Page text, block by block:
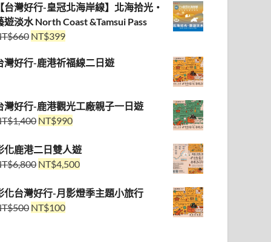
台灣好行-皇冠北海岸線】北海拾光・
遊淡水 North Coast &Tamsui Pass
660 NT$399
灣好行-鹿港祈福線二日遊
灣好行-鹿港觀光工廠親子一日遊
1,400 NT$990
化鹿港二日雙人遊
6,800 NT$4,500
化台灣好行-月影燈季主題小旅行
500 NT$100